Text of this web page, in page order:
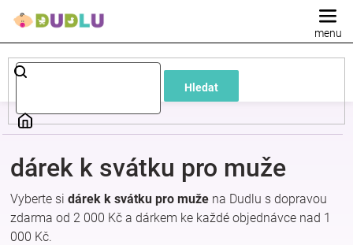
Hledat
Dětské
a
Pokojíček
dárek k svátku pro muže
Vyberte si dárek k svátku pro muže na Dudlu s dopravou
zdarma od 2 000 Kč a dárkem ke každé objednávce nad 1
000 Kč.